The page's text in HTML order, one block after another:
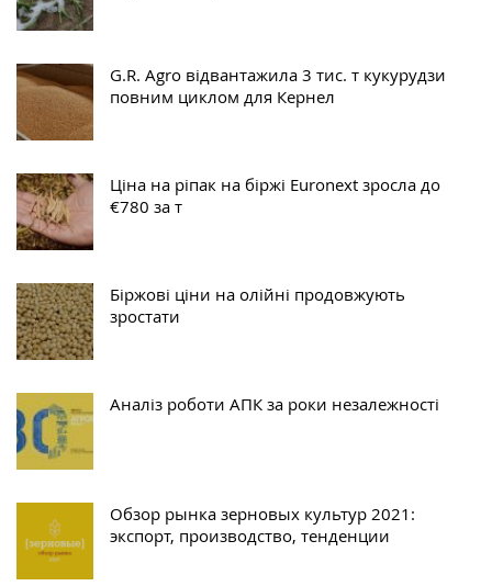
G.R. Agro відвантажила 3 тис. т кукурудзи
повним циклом для Кернел
Ціна на ріпак на біржі Euronext зросла до
€780 за т
Біржові ціни на олійні продовжують
зростати
Аналіз роботи АПК за роки незалежності
Обзор рынка зерновых культур 2021:
экспорт, производство, тенденции